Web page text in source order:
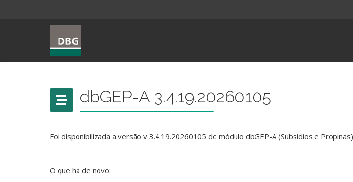
dbGEP-A 3.4.19.20260105
Foi disponibilizada a versão v 3.4.19.20260105 do módulo dbGEP-A (Subsídios e Propinas)
O que há de novo: